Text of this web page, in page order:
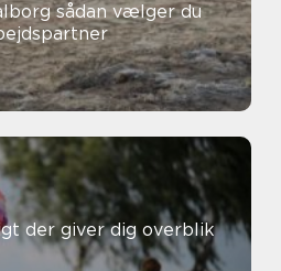
vælger du
der giver dig overblik